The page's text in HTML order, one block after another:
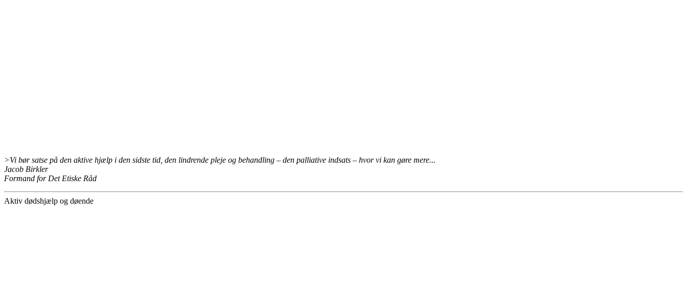
>Vi bør satse på den aktive hjælp i den sidste tid, den lindrende pleje og behandling – den palliative indsats – hvor vi kan gøre mere...
Jacob Birkler
Formand for Det Etiske Råd
Aktiv dødshjælp og døende